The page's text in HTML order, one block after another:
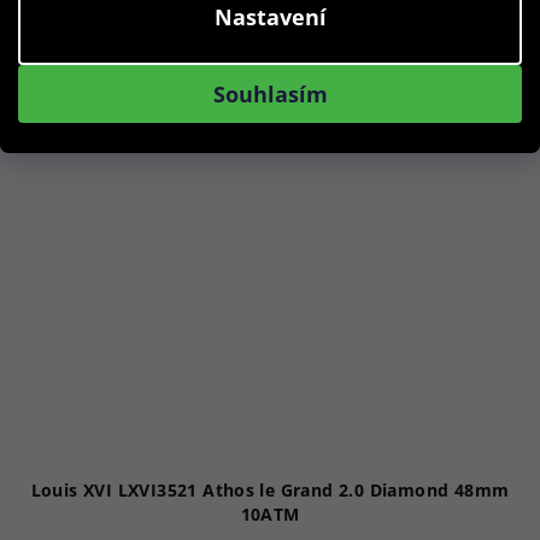
Nastavení
Souhlasím
Louis XVI LXVI3521 Athos le Grand 2.0 Diamond 48mm
10ATM